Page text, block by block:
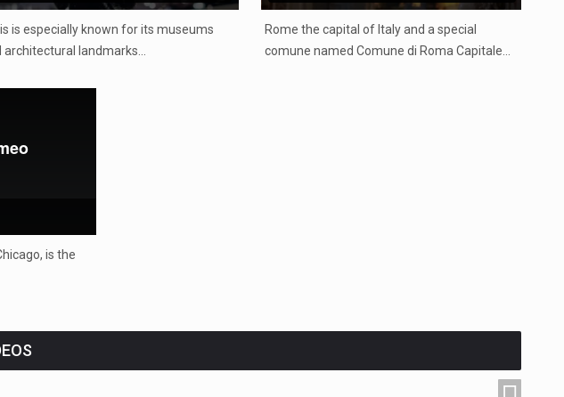
is especially known for its museums
architectural landmarks…
Rome the capital of Italy and a special
comune named Comune di Roma Capitale…
is the